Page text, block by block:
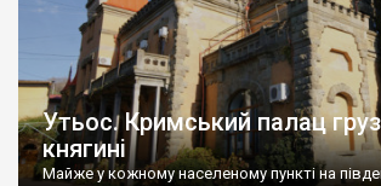
Утьос. Кримський палац
княгині
Майже у кожному населеному пункті на